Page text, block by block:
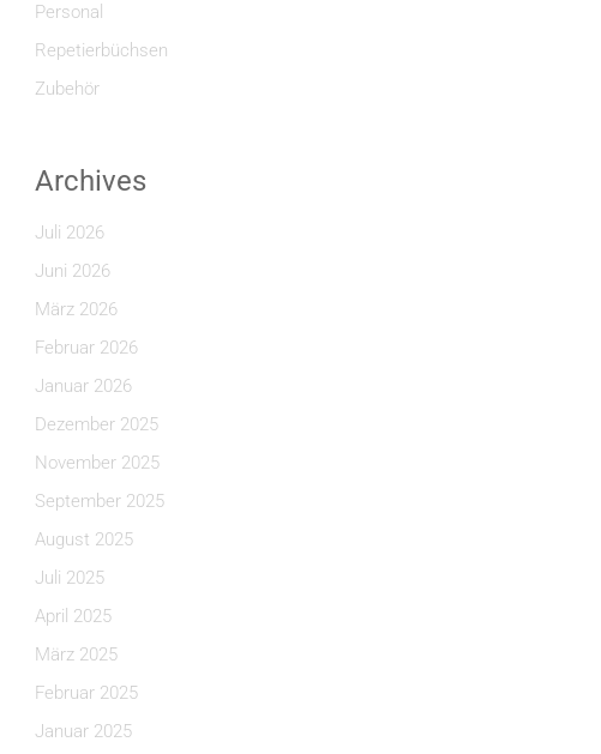
Personal
Repetierbüchsen
Zubehör
Archives
Juli 2026
Juni 2026
März 2026
Februar 2026
Januar 2026
Dezember 2025
November 2025
September 2025
August 2025
Juli 2025
April 2025
März 2025
Februar 2025
Januar 2025